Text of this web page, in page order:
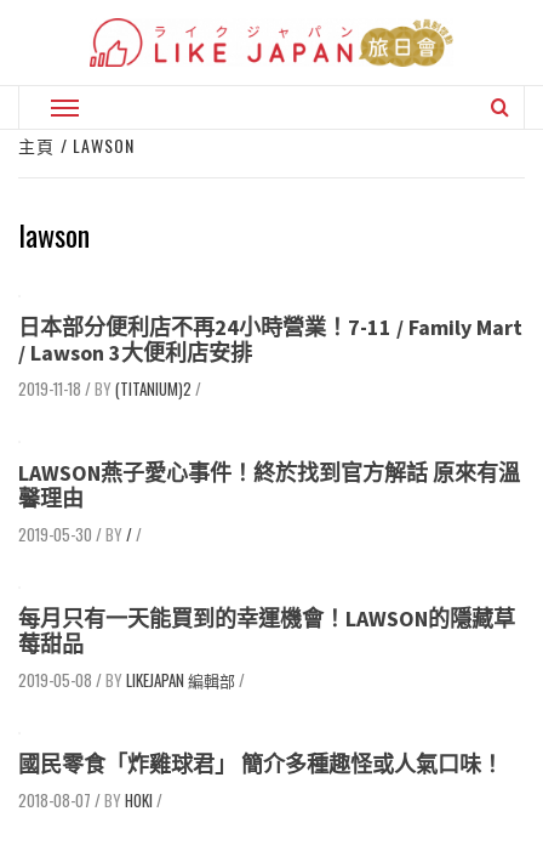
Primary
Menu
主頁 LAWSON
lawson
日本部分便利店不再24小時營業！7-11 / Family Mart
/ Lawson 3大便利店安排
2019-11-18 / (TITANIUM)2 /
LAWSON燕子愛心事件！終於找到官方解話 原來有溫
馨理由
2019-05-30 / //
每月只有一天能買到的幸運機會！LAWSON的隱藏草
莓甜品
2019-05-08 / LIKEJAPAN 編輯部/
國民零食「炸雞球君」 簡介多種趣怪或人氣口味！
2018-08-07 / HOKI /